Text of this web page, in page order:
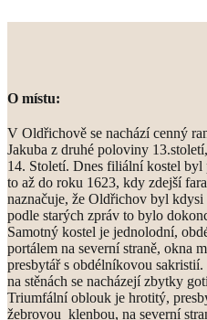
O místu:
V Oldřichově se nachází cenný
Jakuba z druhé poloviny
14. Století. Dnes filiální kostel
to až do roku 1623, kdy zdejší
naznačuje, že Oldřichov byl
podle starých zpráv to bylo
Samotný kostel je jednolodní,
portálem na severní straně, okna
presbytář s obdélníkovou
na stěnách se nacházejí zbytky
Triumfální oblouk je hrotitý,
žebrovou klenbou, na severní